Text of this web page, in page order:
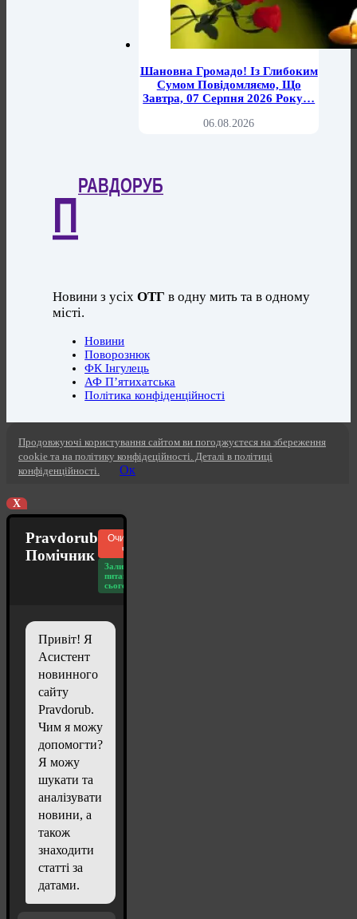
Шановна Громадо! Із Глибоким
Сумом Повідомляємо, Що
Завтра, 07 Серпня 2026 Року…
06.08.2026
П
РАВДОРУБ
Новини з усіхОТГ в одну мить та в одному
місті.
Новини
Поворознюк
ФК Інгулець
АФ П’ятихатська
Політика конфіденційності
Продовжуючі користування сайтом ви погоджуєтеся на збереження
cookie та на політику конфідеційності. Деталі в політиці
конфіденційності.
Ок
X
Pravdorub
Помічник
Очистити
чат
Залишилось
питань
сьогодні: 20
Привіт! Я
Асистент
новинного
сайту
Pravdorub.
Чим я можу
допомогти?
Я можу
шукати та
аналізувати
новини, а
також
знаходити
статті за
датами.